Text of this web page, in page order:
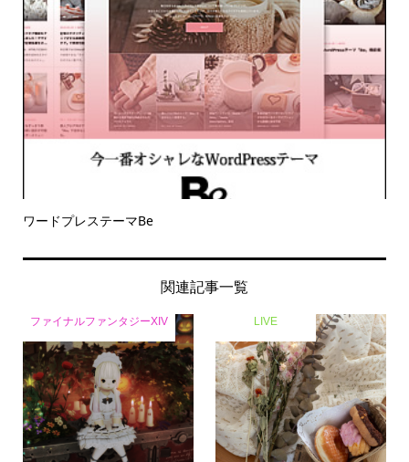
ワードプレステーマBe
関連記事一覧
ファイナルファンタジーXIV LIVE